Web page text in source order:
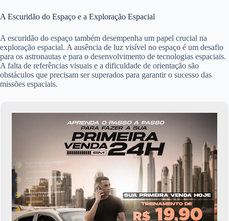
A Escuridão do Espaço e a Exploração Espacial
A escuridão do espaço também desempenha um papel crucial na
exploração espacial. A ausência de luz visível no espaço é um desafio
para os astronautas e para o desenvolvimento de tecnologias espaciais.
A falta de referências visuais e a dificuldade de orientação são
obstáculos que precisam ser superados para garantir o sucesso das
missões espaciais.